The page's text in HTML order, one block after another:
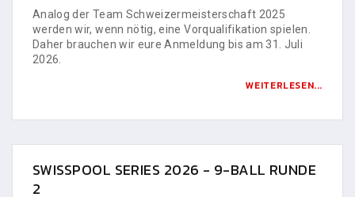
Analog der Team Schweizermeisterschaft 2025
werden wir, wenn nötig, eine Vorqualifikation spielen.
Daher brauchen wir eure Anmeldung bis am 31. Juli
2026.
WEITERLESEN...
SWISSPOOL SERIES 2026 - 9-BALL RUNDE
2